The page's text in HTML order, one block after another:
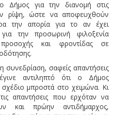
Δήμος για την διανομή στις
ρίψη, ώστε να αποφευχθούν
την απορία για το αν έχει
την προσωρινή φιλοξενία
και φροντίδας σε
σαφείς απαντήσεις
αντιληπτό ότι ο Δήμος
μπροστά στο χειμώνα. Κι
απαντήσεις που ερχόταν να
και πρώην αντιδήμαρχος,